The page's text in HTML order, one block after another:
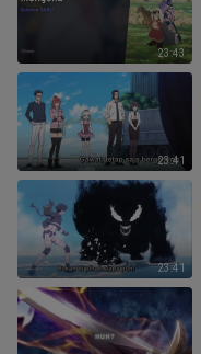
23:43
23:41
23:41